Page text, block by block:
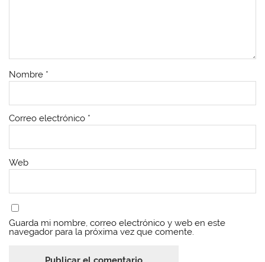
Nombre *
Correo electrónico *
Web
Guarda mi nombre, correo electrónico y web en este
navegador para la próxima vez que comente.